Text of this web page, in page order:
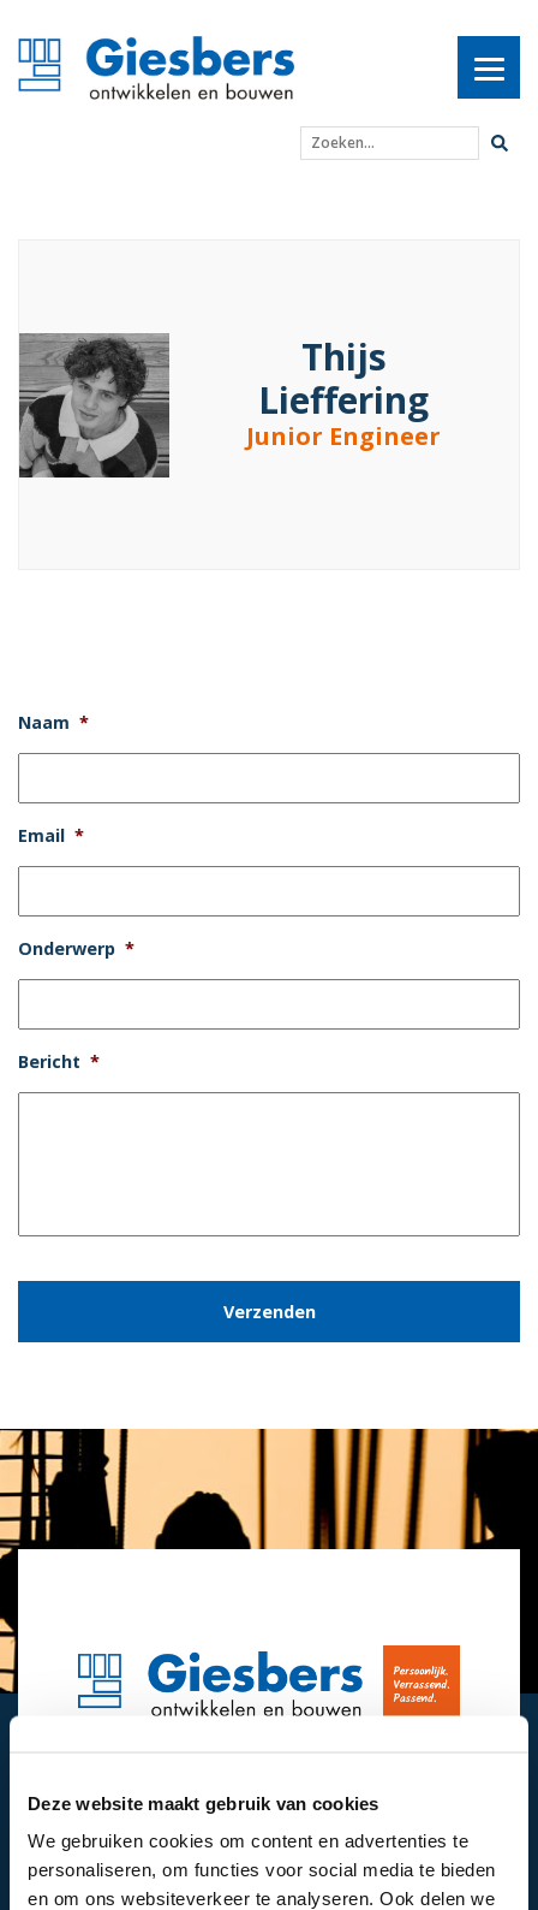
Deze website maakt gebruik van cookies
We gebruiken cookies om content en advertenties te
personaliseren, om functies voor social media te bieden
en om ons websiteverkeer te analyseren. Ook delen we
Zoeken...
Thijs
Lieffering
Junior Engineer
Naam *
Email *
Onderwerp *
Bericht *
Hebben we je interesse gewekt na het lezen
van de informatie op onze website en wil je
meer weten, neem dan contact met ons op.